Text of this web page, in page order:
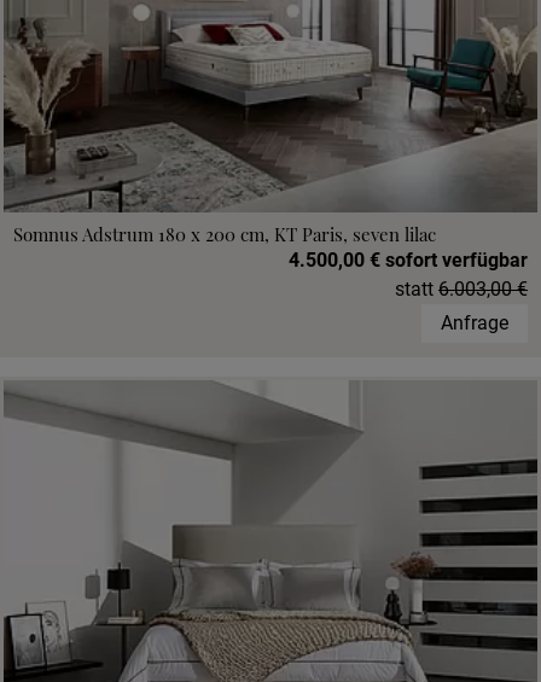
Somnus Adstrum 180 x 200 cm, KT Paris, seven lilac
4.500,00 € sofort verfügbar
statt 6.003,00 €
Anfrage